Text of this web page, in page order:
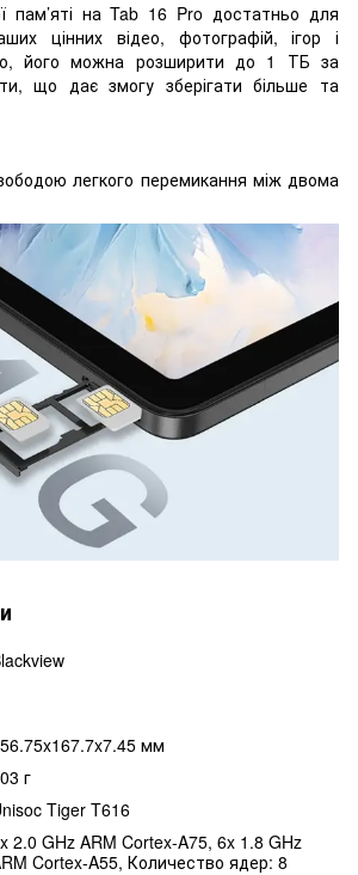
пам’яті на Tab 16 Pro достатньо для
цінних відео, фотографій, ігор і
його можна розширити до 1 ТБ за
що дає змогу зберігати більше та
легкого перемикання між двома
мм
г
Tiger T616
2.0 GHz ARM Cortex-A75, 6x 1.8 GHz
Cortex-A55, Количество ядер: 8